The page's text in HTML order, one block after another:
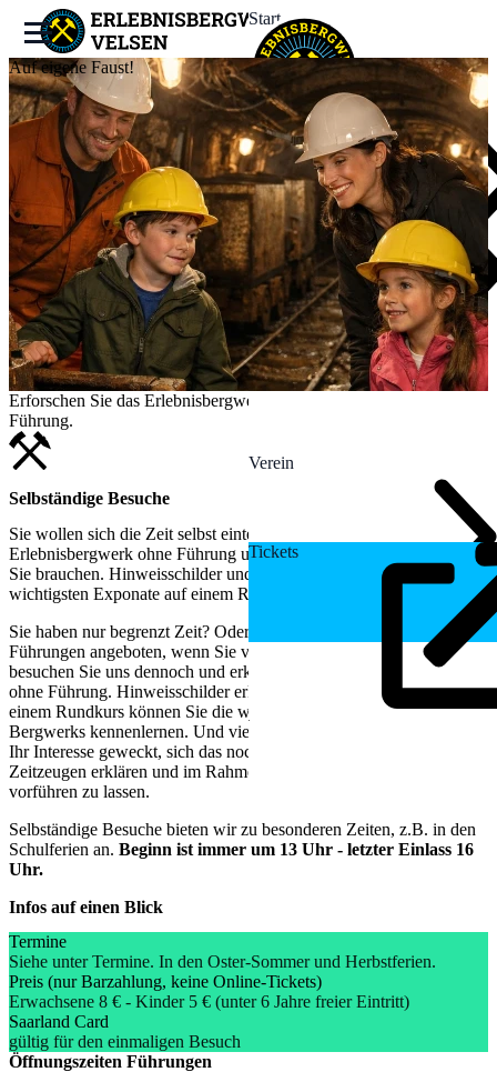
Start
Bergwerk
Erleben
Termine
News
Verein
Tickets
Auf eigene Faust!
Erforschen Sie das Erlebnisbergwerk auf eigene Faust, ohne
Führung.
Selbständige Besuche
Sie wollen sich die Zeit selbst einteilen? Besuchen Sie das
Erlebnisbergwerk ohne Führung und lassen sich überall die Zeit, die
Sie brauchen. Hinweisschilder und ein Plan erläutern die
wichtigsten Exponate auf einem Rundgang.
Sie haben nur begrenzt Zeit? Oder es werden gerade dann keine
Führungen angeboten, wenn Sie vorbeikommen wollen? Dann
besuchen Sie uns dennoch und erkunden Sie das Erlebnisbergwerk
ohne Führung. Hinweisschilder erklären Ihnen die Exponate. Auf
einem Rundkurs können Sie die wichtigsten Stationen des
Bergwerks kennenlernen. Und vielleicht haben wir ja gerade dann
Ihr Interesse geweckt, sich das nochmal in Ruhe von einem
Zeitzeugen erklären und im Rahmen einer Führung auch in Betrieb
vorführen zu lassen.
Selbständige Besuche bieten wir zu besonderen Zeiten, z.B. in den
Schulferien an. Beginn ist immer um 13 Uhr - letzter Einlass 16
Uhr.
Infos auf einen Blick
Termine
Siehe unter Termine. In den Oster-Sommer und Herbstferien.
Preis (nur Barzahlung, keine Online-Tickets)
Erwachsene 8 € - Kinder 5 € (unter 6 Jahre freier Eintritt)
Saarland Card
gültig für den einmaligen Besuch
Öffnungszeiten Führungen